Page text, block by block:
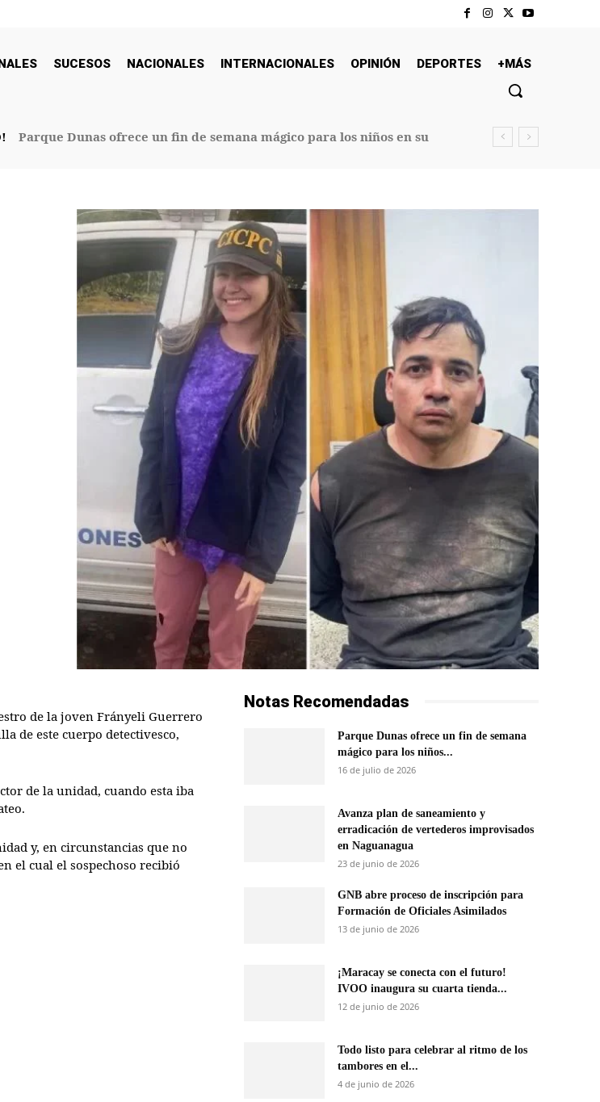
SUCESOS NACIONALES INTERNACIONALES OPINIÓN DEPORTES +MÁS
Parque Dunas ofrece un fin de semana mágico para los niños en su
de la joven Frányeli Guerrero
de este cuerpo detectivesco,
de la unidad, cuando esta iba
y, en circunstancias que no
el cual el sospechoso recibió
Notas Recomendadas
Parque Dunas ofrece un fin de semana
mágico para los niños...
16 de julio de 2026
Avanza plan de saneamiento y
erradicación de vertederos improvisados
en Naguanagua
23 de junio de 2026
GNB abre proceso de inscripción para
Formación de Oficiales Asimilados
13 de junio de 2026
¡Maracay se conecta con el futuro!
IVOO inaugura su cuarta tienda...
12 de junio de 2026
Todo listo para celebrar al ritmo de los
tambores en el...
4 de junio de 2026